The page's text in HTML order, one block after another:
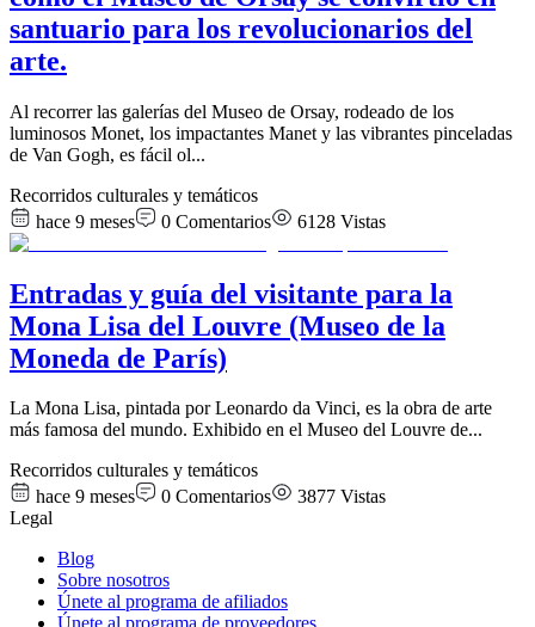
santuario para los revolucionarios del
arte.
Al recorrer las galerías del Museo de Orsay, rodeado de los
luminosos Monet, los impactantes Manet y las vibrantes pinceladas
de Van Gogh, es fácil ol...
Recorridos culturales y temáticos
hace 9 meses
0 Comentarios 6128 Vistas
Entradas y guía del visitante para la
Mona Lisa del Louvre (Museo de la
Moneda de París)
La Mona Lisa, pintada por Leonardo da Vinci, es la obra de arte
más famosa del mundo. Exhibido en el Museo del Louvre de...
Recorridos culturales y temáticos
hace 9 meses
0 Comentarios 3877 Vistas
Legal
Blog
Sobre nosotros
Únete al programa de afiliados